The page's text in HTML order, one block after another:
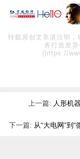
转载原创文章请注明，
务打造差
(https://
上一篇: 人形机
下一篇: 从“大电网”到“微